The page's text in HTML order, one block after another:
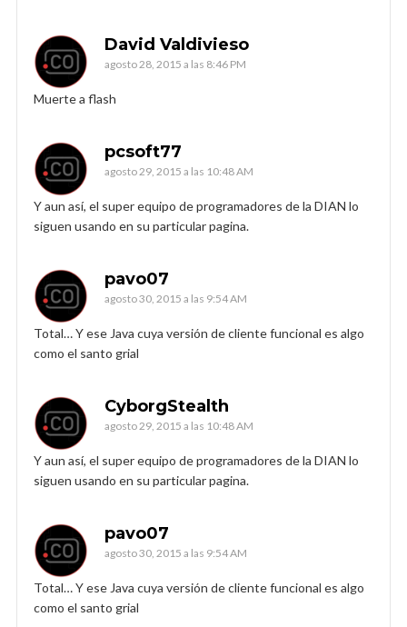
David Valdivieso
agosto 28, 2015 a las 8:46 PM
Muerte a flash
pcsoft77
agosto 29, 2015 a las 10:48 AM
Y aun así, el super equipo de programadores de la DIAN lo
siguen usando en su particular pagina.
pavo07
agosto 30, 2015 a las 9:54 AM
Total… Y ese Java cuya versión de cliente funcional es algo
como el santo grial
CyborgStealth
agosto 29, 2015 a las 10:48 AM
Y aun así, el super equipo de programadores de la DIAN lo
siguen usando en su particular pagina.
pavo07
agosto 30, 2015 a las 9:54 AM
Total… Y ese Java cuya versión de cliente funcional es algo
como el santo grial